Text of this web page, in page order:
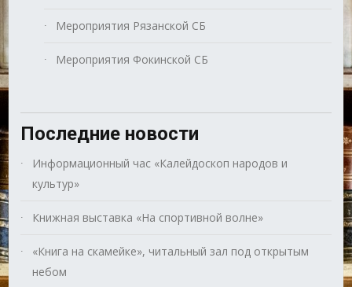
Мероприятия Рязанской СБ
Мероприятия Фокинской СБ
Последние новости
Информационный час «Калейдоскоп народов и
культур»
Книжная выставка «На спортивной волне»
«Книга на скамейке», читальный зал под открытым
небом